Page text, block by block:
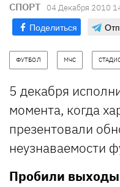
СПОРТ 04 Декабря 2010
Поделиться
ФУТБОЛ МЧС
5 декабря
момента, когда
презентовали
неузнаваемости
Пробили выходы